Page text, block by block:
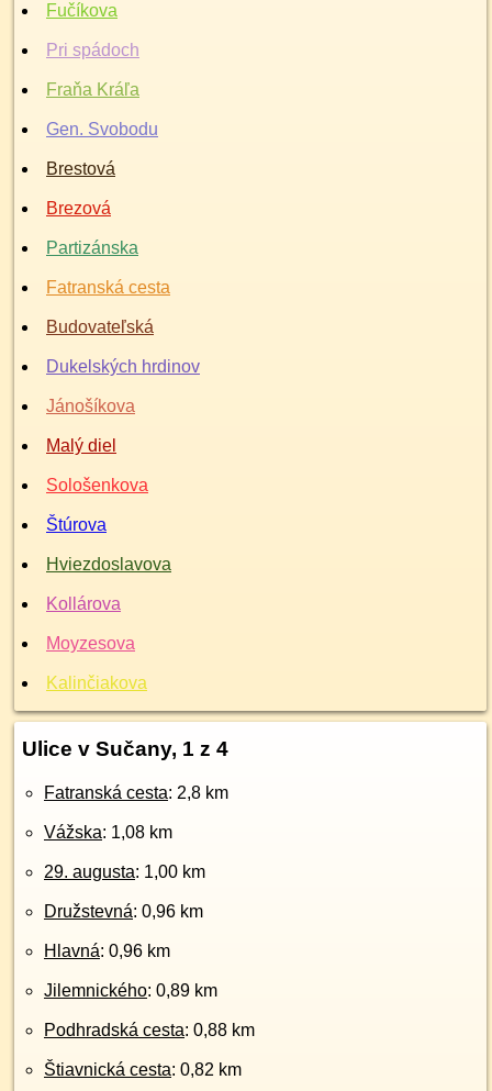
Fučíkova
Pri spádoch
Fraňa Kráľa
Gen. Svobodu
Brestová
Brezová
Partizánska
Fatranská cesta
Budovateľská
Dukelských hrdinov
Jánošíkova
Malý diel
Sološenkova
Štúrova
Hviezdoslavova
Kollárova
Moyzesova
Kalinčiakova
Ulice v Sučany, 1 z 4
Fatranská cesta: 2,8 km
Vážska: 1,08 km
29. augusta: 1,00 km
Družstevná: 0,96 km
Hlavná: 0,96 km
Jilemnického: 0,89 km
Podhradská cesta: 0,88 km
Štiavnická cesta: 0,82 km